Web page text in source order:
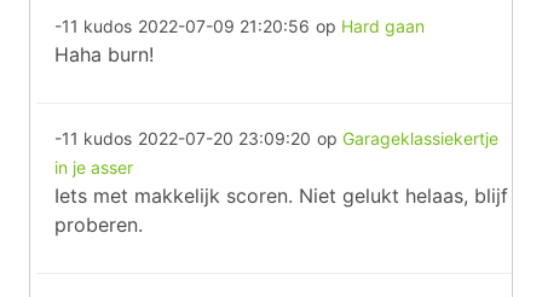
-11 kudos 2022-07-09 21:20:56 op Hard gaan
Haha burn!
-11 kudos 2022-07-20 23:09:20 op Garageklassiekertje
in je asser
Iets met makkelijk scoren. Niet gelukt helaas, blijf
proberen.